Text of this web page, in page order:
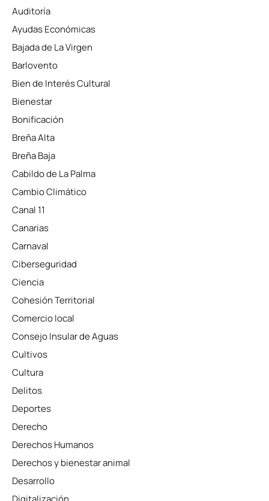
Auditoría
Ayudas Económicas
Bajada de La Virgen
Barlovento
Bien de Interés Cultural
Bienestar
Bonificación
Breña Alta
Breña Baja
Cabildo de La Palma
Cambio Climático
Canal 11
Canarias
Carnaval
Ciberseguridad
Ciencia
Cohesión Territorial
Comercio local
Consejo Insular de Aguas
Cultivos
Cultura
Delitos
Deportes
Derecho
Derechos Humanos
Derechos y bienestar animal
Desarrollo